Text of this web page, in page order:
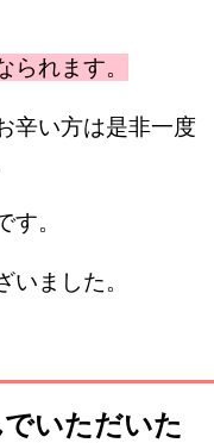
れます。
辛い方は是非一度
。
ました。
でいただいた